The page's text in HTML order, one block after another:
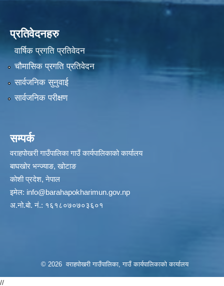
प्रतिवेदनहरु
वार्षिक प्रगति प्रतिवेदन
चौमासिक प्रगति प्रतिवेदन
सार्वजनिक सुनुवाई
सार्वजनिक परीक्षण
सम्पर्क
वराहपोखरी गाउँपालिका गाउँ कार्यपालिकाको कार्यालय
बाघखोर भन्ज्याङ, खोटाङ
कोशी प्रदेश, नेपाल
इमेल: info@barahapokharimun.gov.np
अ.नो.बो. नं.: १६१८०७०७०३६०१
© 2026 वराहपोखरी गाउँपालिका, गाउँ कार्यपालिकाको कार्यालय
//